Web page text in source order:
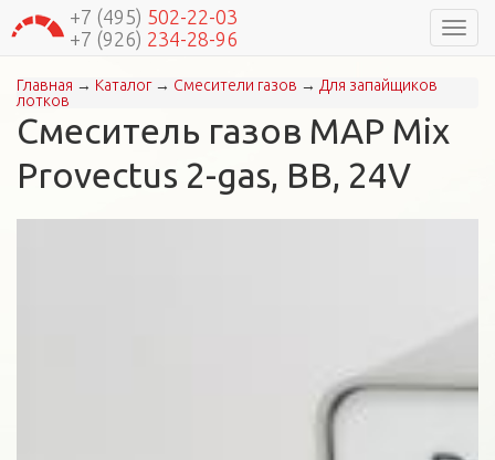
+7 (495) 502-22-03
+7 (926) 234-28-96
Вы здесь
Главная → Каталог→ Смесители газов → Для запайщиков
лотков
Смеситель газов MAP Mix
Provectus 2-gas, BB, 24V